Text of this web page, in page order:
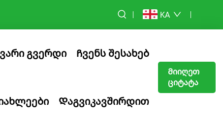
KA
გვერდი Ჩვენს შესახებ
Დაგვიკავშირდით
Მიიღეთ
ციტატა